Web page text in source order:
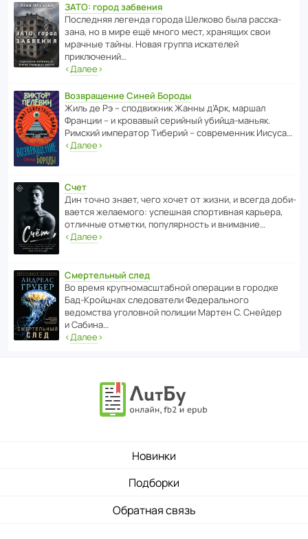
ЗАТО: город забвения
После­дняя легенда города Шелково была расска­
зана, но в мире ещё много мест, хранящих свои
мрачные тайны. Новая группа иска­телей
приключений…
‹Далее›
Возвращение Синей Бороды
Жиль де Рэ – спод­ви­жник Жанны д’Арк, маршал
Франции – и кровавый серийный убийца-маньяк.
Римский импе­ратор Тиберий – совре­менник Иисуса…
‹Далее›
Счет
Дин точно знает, чего хочет от жизни, и всегда доби­
ва­ется жела­е­мого: успе­шная спор­ти­вная карьера,
отли­чные отметки, попу­ля­р­ность и внимание…
‹Далее›
Смертельный след
Во время круп­но­мас­ш­та­бной операции в городке
Бад‑Крой­цнах следо­ва­тели Феде­раль­ного
ведомства уголо­вной полиции Мартен С. Снейдер
и Сабина…
‹Далее›
Новинки
Подборки
Обратная связь